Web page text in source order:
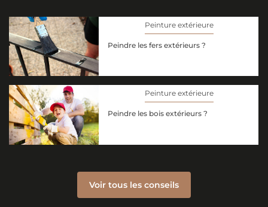
Peinture extérieure
Peindre les fers extérieurs ?
Peinture extérieure
Peindre les bois extérieurs ?
Voir tous les conseils